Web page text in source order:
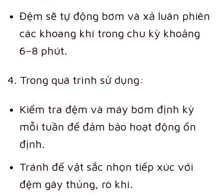
Đệm sẽ tự động bơm và xả luân phiên
các khoang khí trong chu kỳ khoảng
6–8 phút.
4. Trong quá trình sử dụng:
Kiểm tra đệm và máy bơm định kỳ
mỗi tuần để đảm bảo hoạt động ổn
định.
Tránh để vật sắc nhọn tiếp xúc với
đệm gây thủng, rò khí.